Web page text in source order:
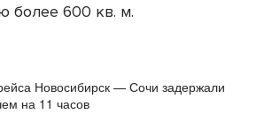
более 600 кв. м.
Новосибирск — Сочи задержали
на 11 часов